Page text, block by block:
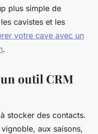
plus simple de
cavistes et les
votre cave avec un
.
outil CRM
stocker des contacts.
aux saisons,